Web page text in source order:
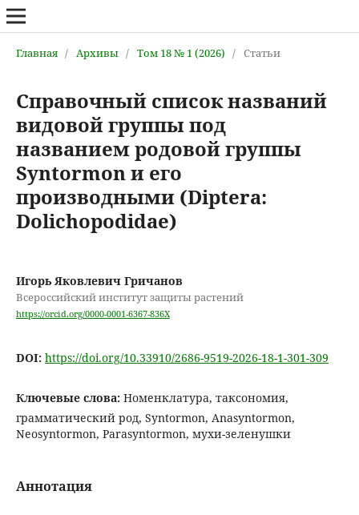
Главная / Архивы / Том 18 № 1 (2026) / Статьи
Справочный список названий
видовой группы под
названием родовой группы
Syntormon и его
производными (Diptera:
Dolichopodidae)
Игорь Яковлевич Гричанов
Всероссийский институт защиты растений
https://orcid.org/0000-0001-6367-836X
DOI: https://doi.org/10.33910/2686-9519-2026-18-1-301-309
Ключевые слова: Номенклатура, таксономия,
грамматический род, Syntormon, Anasyntormon,
Neosyntormon, Parasyntormon, мухи-зеленушки
Аннотация